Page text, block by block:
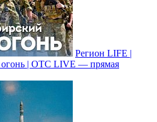
Регион LIFE |
огонь | ОТС LIVE — прямая